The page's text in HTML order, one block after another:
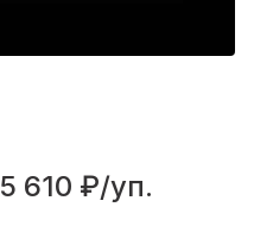
5 610 ₽/уп.